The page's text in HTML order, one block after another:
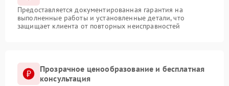
Предоставляется документированная гарантия на
выполненные работы и установленные детали, что
защищает клиента от повторных неисправностей
Прозрачное ценообразование и бесплатная
консультация